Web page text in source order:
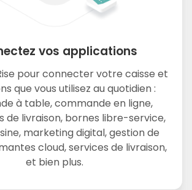
vos applications
pour connecter votre caisse et
que vous utilisez au quotidien :
à table, commande en ligne,
de livraison, bornes libre-service,
marketing digital, gestion de
cloud, services de livraison,
et bien plus.